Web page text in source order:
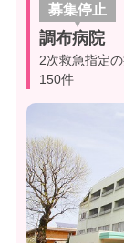
募集停止
調布病院
2次救急指定
150件